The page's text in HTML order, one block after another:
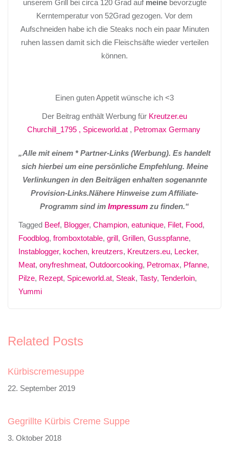
unserem Grill bei circa 120 Grad auf meine bevorzugte
Kerntemperatur von 52Grad gezogen. Vor dem
Aufschneiden habe ich die Steaks noch ein paar Minuten
ruhen lassen damit sich die Fleischsäfte wieder verteilen
können.
Einen guten Appetit wünsche ich <3
Der Beitrag enthält Werbung für Kreutzer.eu
Churchill_1795 , Spiceworld.at, Petromax Germany
„Alle mit einem * Partner-Links (Werbung). Es handelt
sich hierbei um eine persönliche Empfehlung. Meine
Verlinkungen in den Beiträgen enhalten sogenannte
Provision-Links.Nähere Hinweise zum Affiliate-
Programm sind im Impressum zu finden.“
Tagged Beef, Blogger, Champion, eatunique, Filet, Food,
Foodblog, fromboxtotable, grill, Grillen, Gusspfanne,
Instablogger, kochen, kreutzers, Kreutzers.eu, Lecker,
Meat, onyfreshmeat, Outdoorcooking, Petromax, Pfanne,
Pilze, Rezept, Spiceworld.at, Steak, Tasty, Tenderloin,
Yummi
Related Posts
Kürbiscremesuppe
22. September 2019
Gegrillte Kürbis Creme Suppe
3. Oktober 2018